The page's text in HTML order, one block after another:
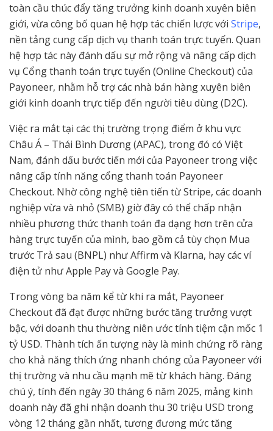
toàn cầu thúc đẩy tăng trưởng kinh doanh xuyên biên
giới, vừa công bố quan hệ hợp tác chiến lược với Stripe,
nền tảng cung cấp dịch vụ thanh toán trực tuyến. Quan
hệ hợp tác này đánh dấu sự mở rộng và nâng cấp dịch
vụ Cổng thanh toán trực tuyến (Online Checkout) của
Payoneer, nhằm hỗ trợ các nhà bán hàng xuyên biên
giới kinh doanh trực tiếp đến người tiêu dùng (D2C).
Việc ra mắt tại các thị trường trọng điểm ở khu vực
Châu Á – Thái Bình Dương (APAC), trong đó có Việt
Nam, đánh dấu bước tiến mới của Payoneer trong việc
nâng cấp tính năng cổng thanh toán Payoneer
Checkout. Nhờ công nghệ tiên tiến từ Stripe, các doanh
nghiệp vừa và nhỏ (SMB) giờ đây có thể chấp nhận
nhiều phương thức thanh toán đa dạng hơn trên cửa
hàng trực tuyến của mình, bao gồm cả tùy chọn Mua
trước Trả sau (BNPL) như Affirm và Klarna, hay các ví
điện tử như Apple Pay và Google Pay.
Trong vòng ba năm kể từ khi ra mắt, Payoneer
Checkout đã đạt được những bước tăng trưởng vượt
bậc, với doanh thu thường niên ước tính tiệm cận mốc 1
tỷ USD. Thành tích ấn tượng này là minh chứng rõ ràng
cho khả năng thích ứng nhanh chóng của Payoneer với
thị trường và nhu cầu mạnh mẽ từ khách hàng. Đáng
chú ý, tính đến ngày 30 tháng 6 năm 2025, mảng kinh
doanh này đã ghi nhận doanh thu 30 triệu USD trong
vòng 12 tháng gần nhất, tương đương mức tăng